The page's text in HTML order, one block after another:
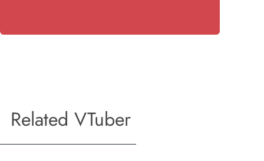
Related VTuber